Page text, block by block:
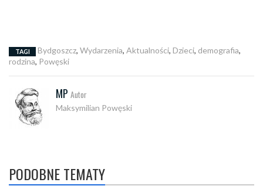
TAGI Bydgoszcz, Wydarzenia, Aktualności, Dzieci, demografia,
rodzina, Powęski
MP Autor
Maksymilian Powęski
PODOBNE TEMATY